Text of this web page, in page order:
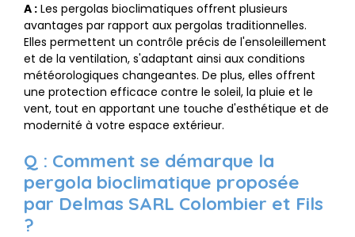
A : Les pergolas bioclimatiques offrent plusieurs
avantages par rapport aux pergolas traditionnelles.
Elles permettent un contrôle précis de l'ensoleillement
et de la ventilation, s'adaptant ainsi aux conditions
météorologiques changeantes. De plus, elles offrent
une protection efficace contre le soleil, la pluie et le
vent, tout en apportant une touche d'esthétique et de
modernité à votre espace extérieur.
Q : Comment se démarque la
pergola bioclimatique proposée
par Delmas SARL Colombier et Fils
?